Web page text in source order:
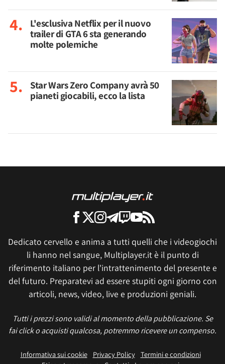
L'esclusiva Netflix per il nuovo
trailer di GTA 6 sta generando
molte polemiche
Star Wars Zero Company avrà 50
pianeti giocabili, ecco la lista
Dedicato cervello e anima a tutti quelli che i videogiochi
li hanno nel sangue, Multiplayer.it è il punto di
riferimento italiano per l'intrattenimento del presente e
del futuro. Preparatevi ad essere stupiti ogni giorno con
articoli, news, video, live e produzioni geniali.
Tutti i prezzi sono validi al momento della pubblicazione. Se
fai click o acquisti qualcosa, potremmo ricevere un compenso.
Informativa sui cookie Privacy Policy
Termini e condizioni